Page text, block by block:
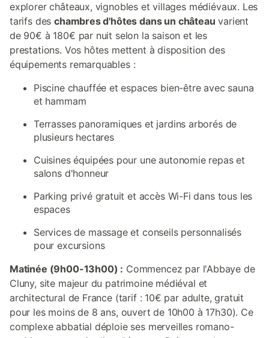
explorer châteaux, vignobles et villages médiévaux. Les
tarifs deschambres d'hôtes dans un château varient
de 90€ à 180€ par nuit selon la saison et les
prestations. Vos hôtes mettent à disposition des
équipements remarquables :
Piscine chauffée et espaces bien-être avec sauna
et hammam
Terrasses panoramiques et jardins arborés de
plusieurs hectares
Cuisines équipées pour une autonomie repas et
salons d'honneur
Parking privé gratuit et accès Wi-Fi dans tous les
espaces
Services de massage et conseils personnalisés
pour excursions
Matinée (9h00-13h00) : Commencez par l'Abbaye de
Cluny, site majeur du patrimoine médiéval et
architectural de France (tarif : 10€ par adulte, gratuit
pour les moins de 8 ans, ouvert de 10h00 à 17h30). Ce
complexe abbatial déploie ses merveilles romano-